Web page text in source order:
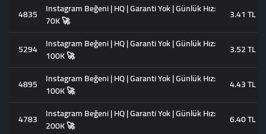
4835
Instagram Beğeni | HQ | Garanti Yok | Günlük Hız:
70K 🚀
3.41 TL
5294 Instagram Beğeni | HQ | Garanti Yok | Günlük Hız:
100K 🚀
3.52 TL
4895
Instagram Beğeni | HQ | Garanti Yok | Günlük Hız:
100K 🚀
4.43 TL
4783
Instagram Beğeni | HQ | Garanti Yok | Günlük Hız:
200K 🚀
6.40 TL